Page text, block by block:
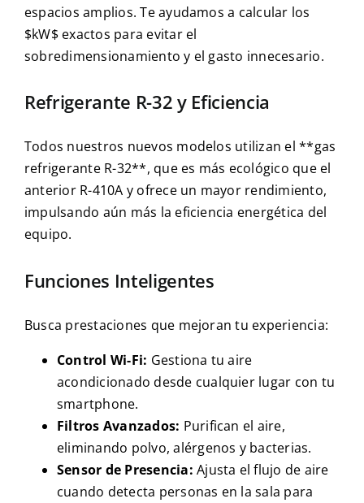
espacios amplios. Te ayudamos a calcular los
$kW$ exactos para evitar el
sobredimensionamiento y el gasto innecesario.
Refrigerante R-32 y Eficiencia
Todos nuestros nuevos modelos utilizan el **gas
refrigerante R-32**, que es más ecológico que el
anterior R-410A y ofrece un mayor rendimiento,
impulsando aún más la eficiencia energética del
equipo.
Funciones Inteligentes
Busca prestaciones que mejoran tu experiencia:
Control Wi-Fi: Gestiona tu aire
acondicionado desde cualquier lugar con tu
smartphone.
Filtros Avanzados: Purifican el aire,
eliminando polvo, alérgenos y bacterias.
Sensor de Presencia: Ajusta el flujo de aire
cuando detecta personas en la sala para